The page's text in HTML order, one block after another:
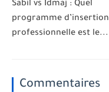
Sabil vs Idmaj : Quel
programme d’insertion
professionnelle est le...
Commentaires